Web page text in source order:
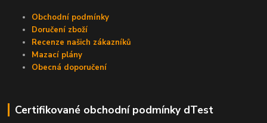
Obchodní podmínky
Doručení zboží
Recenze našich zákazníků
Mazací plány
Obecná doporučení
Certifikované obchodní podmínky dTest